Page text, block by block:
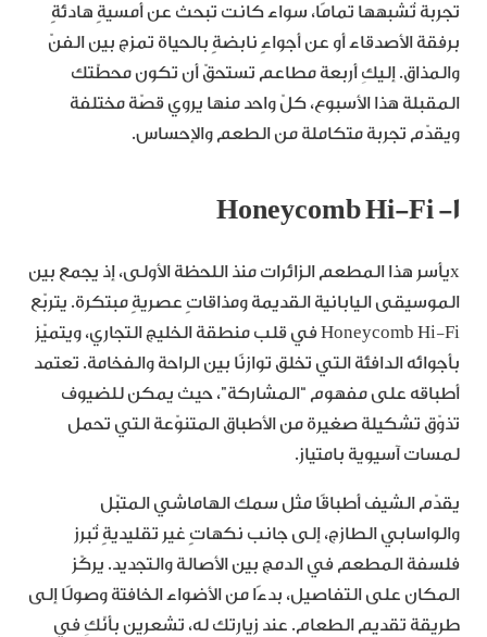
تجربة تُشبهها تمامًا، سواء كانت تبحث عن أمسيةٍ هادئةٍ
برفقة الأصدقاء أو عن أجواءٍ نابضةٍ بالحياة تمزج بين الفنّ
والمذاق. إليكِ أربعة مطاعم تستحقّ أن تكون محطّتك
المقبلة هذا الأسبوع، كلّ واحد منها يروي قصّة مختلفة
ويقدّم تجربة متكاملة من الطعم والإحساس.
١- Honeycomb Hi-Fi
xيأسر هذا المطعم الزائرات منذ اللحظة الأولى، إذ يجمع بين
الموسيقى اليابانية القديمة ومذاقاتٍ عصريةٍ مبتكرة. يتربّع
Honeycomb Hi-Fi في قلب منطقة الخليج التجاري، ويتميّز
بأجوائه الدافئة التي تخلق توازنًا بين الراحة والفخامة. تعتمد
أطباقه على مفهوم “المشاركة”، حيث يمكن للضيوف
تذوّق تشكيلة صغيرة من الأطباق المتنوّعة التي تحمل
لمسات آسيوية بامتياز.
يقدّم الشيف أطباقًا مثل سمك الهاماشي المتبّل
والواسابي الطازج، إلى جانب نكهاتٍ غير تقليديةٍ تُبرز
فلسفة المطعم في الدمج بين الأصالة والتجديد. يركّز
المكان على التفاصيل، بدءًا من الأضواء الخافتة وصولًا إلى
طريقة تقديم الطعام. عند زيارتك له، تشعرين بأنّكِ في